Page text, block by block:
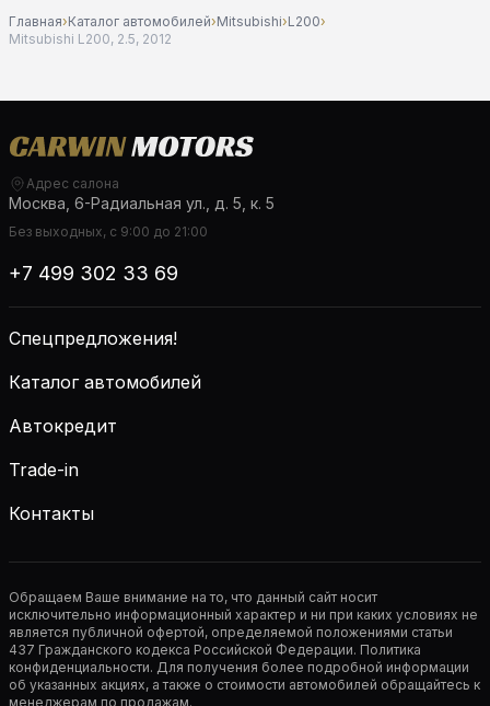
Главная›Каталог автомобилей›Mitsubishi›L200›
Mitsubishi L200, 2.5, 2012
Адрес салона
Москва, 6-Радиальная ул., д. 5, к. 5
Без выходных, с 9:00 до 21:00
+7 499 302 33 69
Спецпредложения!
Каталог автомобилей
Автокредит
Trade-in
Контакты
Обращаем Ваше внимание на то, что данный сайт носит
исключительно информационный характер и ни при каких условиях не
является публичной офертой, определяемой положениями статьи
437 Гражданского кодекса Российской Федерации. Политика
конфиденциальности. Для получения более подробной информации
об указанных акциях, а также о стоимости автомобилей обращайтесь к
менеджерам по продажам.